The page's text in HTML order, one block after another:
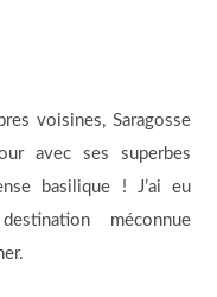
voisines, Saragosse
avec ses superbes
basilique ! J’ai eu
méconnue